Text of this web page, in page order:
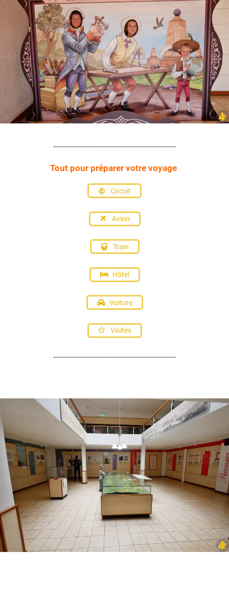
------------------------------------------------
Tout pour préparer votre voyage
Circuit
Avion
Train
Hôtel
Voiture
Visites
------------------------------------------------